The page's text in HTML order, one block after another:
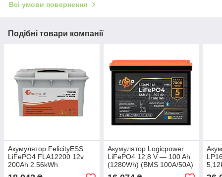
Всі умови повернення
Подібні товари компанії
Акумулятор FelicityESS
LiFePO4 FLA12200 12v
200Ah 2.56kWh
Акумулятор Logicpower
LiFePO4 12,8 V — 100 Ah
(1280Wh) (BMS 100A/50А)